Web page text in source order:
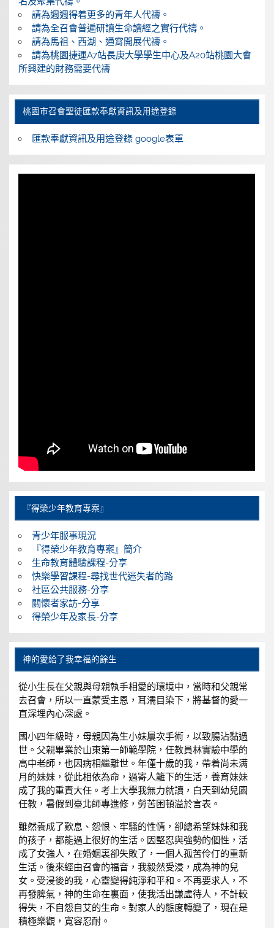
請為週週得着更多的青年人代禱。
請為全召會普遍研讀生命讀經之實行代禱。
請為馬祖、西湖、通霄開展代禱。
請為桃園捷運A7站長庚大學學生中心及A20站桃園大會
所興建的財務需要代禱
桃園巿召會聖徒匯款奉獻資訊及用途登錄
匯款奉獻資訊及用途登錄 google表單
『得榮少年教育專案』
青少年服事現況
『得榮少年教育專案』簡介
生命教育體驗課程-分享
快樂學習課程-尋找世代迷失者的路
社區公共服務-分享
關懷者家訪-分享
得榮少年及家長-分享
神的愛給了我幸福的餘生
從小生長在父親與母親執手相愛的環境中，當時和父親常
去召會，所以一直蒙受主恩，耳濡目染下，將基督的愛一
直深埋內心深處。
國小四年級時，母親因為生小妹屢次手術，以致腸沾黏過
世。父親畢業於山東第一師範學院，任教員林實驗中學的
高中老師，也因病相繼離世。年僅十歲的我，帶着尚未满
月的妹妹，從此相依為命，過寄人籬下的生活，養育妹妹
成了我的重責大任。考上大學我無力就讀，白天到幼兒園
任教，暑假到臺北師專進修，勞苦困頓溢於言表。
雖然養成了歎息、怨恨、牢騷的性情，卻總希望妹妹和我
的孩子，都能過上很好的生活。因堅忍與強勢的個性，活
成了女強人，在婚姻裏卻失敗了，一個人孤苦伶仃的重新
生活。後來經由召會的福音，我毅然受浸，成為神的兒
女。受浸後的我，心靈變得純淨和平和。不再要求人，不
再發脾氣，神的生命在裏面，使我活出謙虛待人，不計較
得失，不自怨自艾的生命。對家人的態度轉變了，現在是
積極樂觀，寬容忍耐。